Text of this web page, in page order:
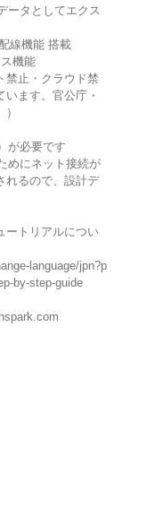
ータとしてエクス
線機能 搭載
機能
禁止・クラウド禁
ます。官公庁・
が必要です
めにネット接続が
れるので、設計デ
ートリアルについ
language/jpn?p
by-step-guide